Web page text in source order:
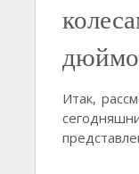
Итак,